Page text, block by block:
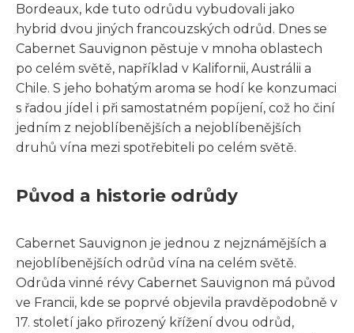
Bordeaux, kde tuto odrůdu vybudovali jako
hybrid dvou jiných francouzských odrůd. Dnes se
Cabernet Sauvignon pěstuje v mnoha oblastech
po celém světě, například v Kalifornii, Austrálii a
Chile. S jeho bohatým aroma se hodí ke konzumaci
s řadou jídel i při samostatném popíjení, což ho činí
jedním z nejoblíbenějších a nejoblíbenějších
druhů vína mezi spotřebiteli po celém světě.
Původ a historie odrůdy
Cabernet Sauvignon je jednou z nejznámějších a
nejoblíbenějších odrůd vína na celém světě.
Odrůda vinné révy Cabernet Sauvignon má původ
ve Francii, kde se poprvé objevila pravděpodobně v
17. století jako přirozený křížení dvou odrůd,